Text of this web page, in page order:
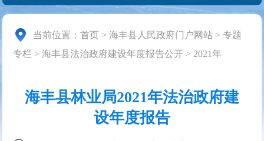
当前位置：首页 >海丰县人民政府门户网站 >专题
专栏 >海丰县法治政府建设年度报告公开 > 2021年
海丰县林业局2021年法治政府建
设年度报告